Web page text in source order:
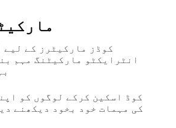
انٹرایکٹو مارکیٹنگ مہم
کی مہمات خود بخود دیکھنے